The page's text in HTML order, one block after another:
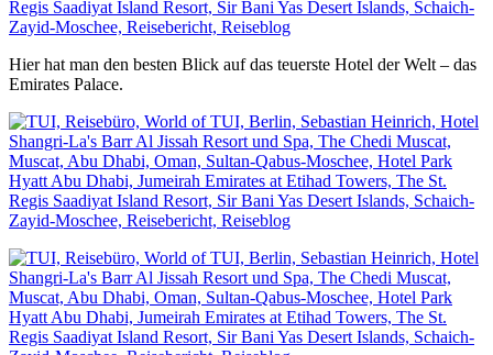
Hier hat man den besten Blick auf das teuerste Hotel der Welt – das
Emirates Palace.